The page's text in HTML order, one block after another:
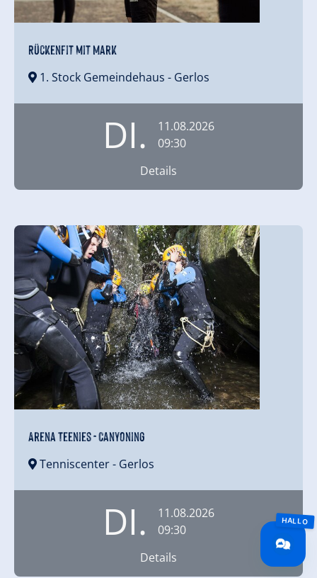
Rückenfit mit Mark
1. Stock Gemeindehaus - Gerlos
DI.
11.08.2026
09:30
Details
Arena Teenies - Canyoning
Tenniscenter- Gerlos
DI.
11.08.2026
09:30
Details